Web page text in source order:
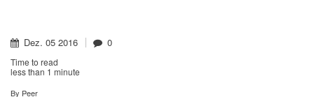
Dez. 05 2016 0
Time to read
less than 1 minute
By Peer